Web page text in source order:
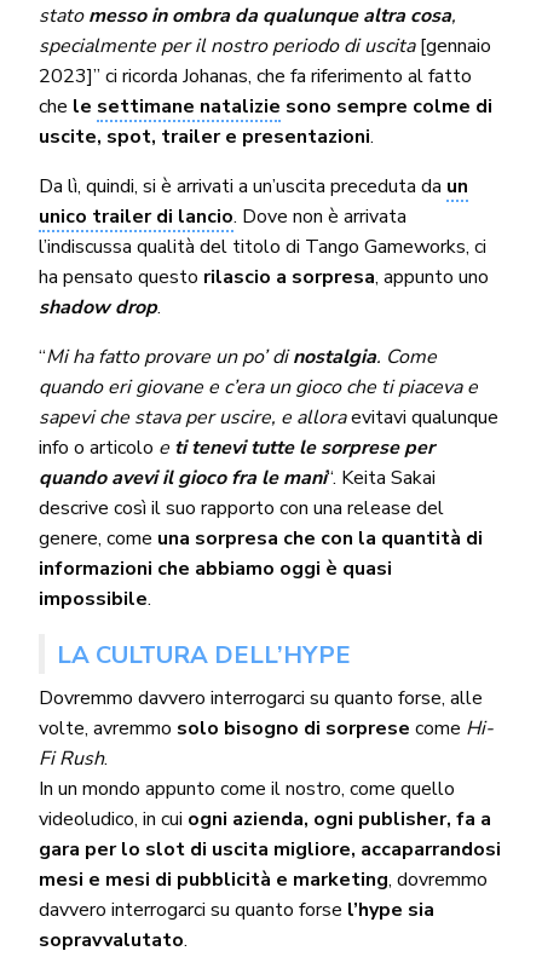
statomesso in ombra da qualunque altra cosa,
specialmente per il nostro periodo di uscita[gennaio
2023]” ci ricorda Johanas, che fa riferimento al fatto
che le settimane natalizie sono sempre colme di
uscite, spot, trailer e presentazioni.
Da lì, quindi, si è arrivati a un’uscita preceduta da un
unico trailer di lancio. Dove non è arrivata
l’indiscussa qualità del titolo di Tango Gameworks, ci
ha pensato questo rilascio a sorpresa, appunto uno
shadow drop.
“Mi ha fatto provare un po’ dinostalgia. Come
quando eri giovane e c’era un gioco che ti piaceva e
sapevi che stava per uscire, e alloraevitavi qualunque
info o articolo e ti tenevi tutte le sorprese per
quando avevi il gioco fra le mani“. Keita Sakai
descrive così il suo rapporto con una release del
genere, come una sorpresa che con la quantità di
informazioni che abbiamo oggi è quasi
impossibile.
LA CULTURA DELL’HYPE
Dovremmo davvero interrogarci su quanto forse, alle
volte, avremmo solo bisogno di sorpresecome Hi-
Fi Rush.
In un mondo appunto come il nostro, come quello
videoludico, in cui ogni azienda, ogni publisher, fa a
gara per lo slot di uscita migliore, accaparrandosi
mesi e mesi di pubblicità e marketing, dovremmo
davvero interrogarci su quanto forse l’hype sia
sopravvalutato.